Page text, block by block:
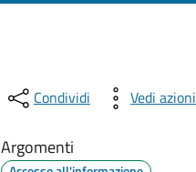
Condividi Vedi azioni
Argomenti